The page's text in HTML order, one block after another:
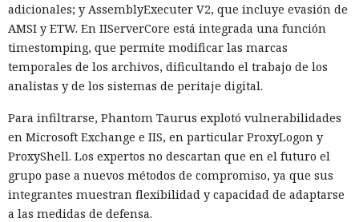
adicionales; y AssemblyExecuter V2, que incluye evasión de
AMSI y ETW. En IIServerCore está integrada una función
timestomping, que permite modificar las marcas
temporales de los archivos, dificultando el trabajo de los
analistas y de los sistemas de peritaje digital.
Para infiltrarse, Phantom Taurus explotó vulnerabilidades
en Microsoft Exchange e IIS, en particular ProxyLogon y
ProxyShell. Los expertos no descartan que en el futuro el
grupo pase a nuevos métodos de compromiso, ya que sus
integrantes muestran flexibilidad y capacidad de adaptarse
a las medidas de defensa.